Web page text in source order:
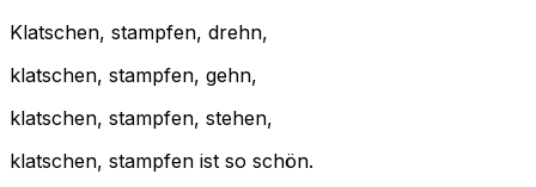
Klatschen, stampfen, drehn,
klatschen, stampfen, gehn,
klatschen, stampfen, stehen,
klatschen, stampfen ist so schön.